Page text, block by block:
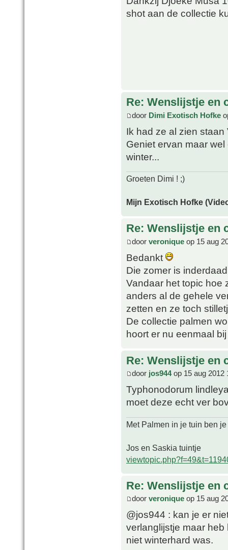
shot aan de collectie
Re: Wenslijstje en
door Dimi Exotisch Hofke
Ik had ze al zien
Geniet ervan maar
winter...
Groeten Dimi ! ;)
Mijn Exotisch Hofke
Re: Wenslijstje en
door veronique op 15 aug
Bedankt
Die zomer is
Vandaar het topic hoe
anders al de gehele
zetten en ze toch
De collectie palmen
hoort er nu eenmaal
Re: Wenslijstje en
door jos944op 15 aug 2012
Typhonodorum
moet deze echt ver
Met Palmen in je tuin ben
Jos en Saskia tuintje
Re: Wenslijstje en
door veronique op 15 aug
@jos944 : kan je er
verlanglijstje maar
niet winterhard was.